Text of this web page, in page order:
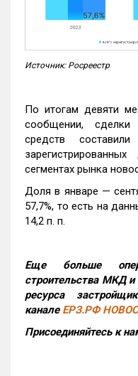
Источник: Росреестр
По итогам девяти
сообщении, сделки
средств
сегментах рынка
Доля в январе —
57,7%, то есть на
14,2 п. п.
Еще больше
строительства МКД и
ресурса
канале ЕРЗ.РФ
Присоединяйтесь к